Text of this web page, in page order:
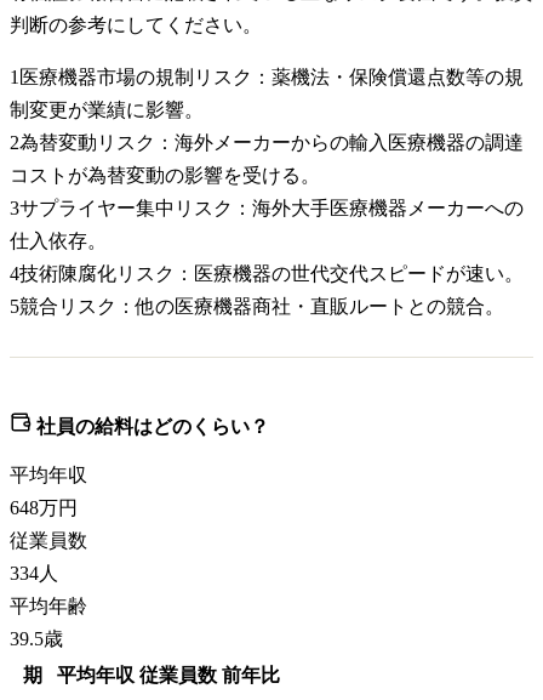
判断の参考にしてください。
1 医療機器市場の規制リスク：薬機法・保険償還点数等の規
制変更が業績に影響。
2為替変動リスク：海外メーカーからの輸入医療機器の調達
コストが為替変動の影響を受ける。
3サプライヤー集中リスク：海外大手医療機器メーカーへの
仕入依存。
4技術陳腐化リスク：医療機器の世代交代スピードが速い。
5競合リスク：他の医療機器商社・直販ルートとの競合。
社員の給料はどのくらい？
平均年収
648万円
従業員数
334人
平均年齢
39.5歳
期
平均年収 従業員数 前年比